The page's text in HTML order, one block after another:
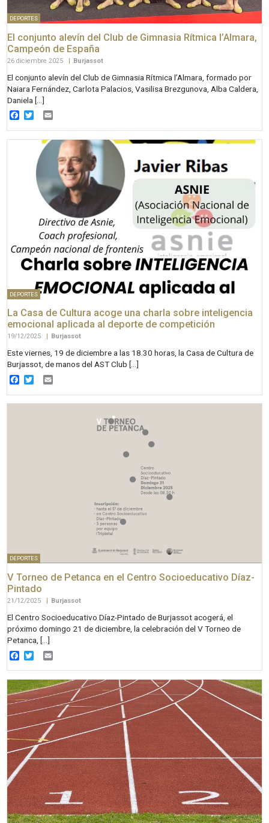
DEPORTES
El conjunto alevín del Club de Gimnasia Rítmica l’Almara,
Campeón de España
26 diciembre 2025 | Burjassot
El conjunto alevín del Club de Gimnasia Rítmica l’Almara, formado por
Naiara Fernández, Carlota Palacios, Vasilisa Brezgunova, Alba Caldera,
Daniela […]
Facebook
Twitter
DEPORTES
La Casa de Cultura acoge una charla sobre inteligencia
emocional aplicada al deporte de competición
19/12/2025 Burjassot
Este viernes, 19 de diciembre a las 18.30 horas, la Casa de Cultura de
Burjassot, de manos del AST Club […]
Facebook
Twitter
DEPORTES
V Torneo de Petanca en el Centro Socioeducativo Díaz-
Pintado
21/12/2025 Burjassot
El Centro Socioeducativo Díaz-Pintado de Burjassot acogerá, el
próximo domingo 21 de diciembre, la celebración del V Torneo de
Petanca, […]
Facebook
Twitter